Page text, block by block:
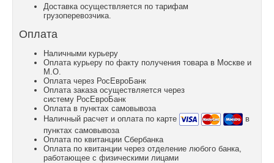
Доставка осуществляется по тарифам
грузоперевозчика.
Оплата
Наличными курьеру
Оплата курьеру по факту получения товара в Москве и
М.О.
Оплата через РосЕвроБанк
Оплата заказа осуществляется через
систему РосЕвроБанк
Оплата в пунктах самовывоза
Наличный расчет и оплата по карте
в
пунктах самовывоза
Оплата по квитанции Сбербанка
Оплата по квитанции через отделение любого банка,
работающее с физическими лицами